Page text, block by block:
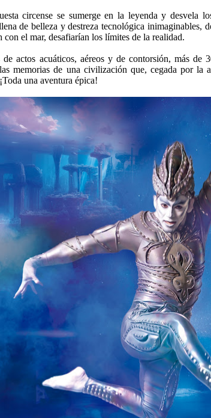
circense se sumerge en la leyenda y desvela
de belleza y destreza tecnológica inimaginables,
con el mar, desafiarían los límites de la realidad.
de actos acuáticos, aéreos y de contorsión, más de
memorias de una civilización que, cegada por la
una aventura épica!